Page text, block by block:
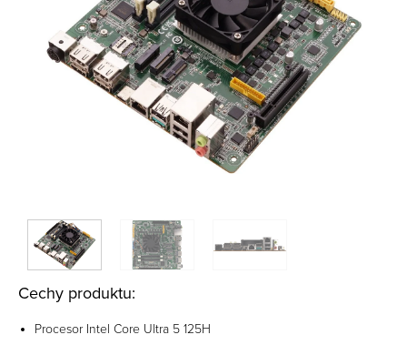
Cechy produktu:
Procesor Intel Core Ultra 5 125H